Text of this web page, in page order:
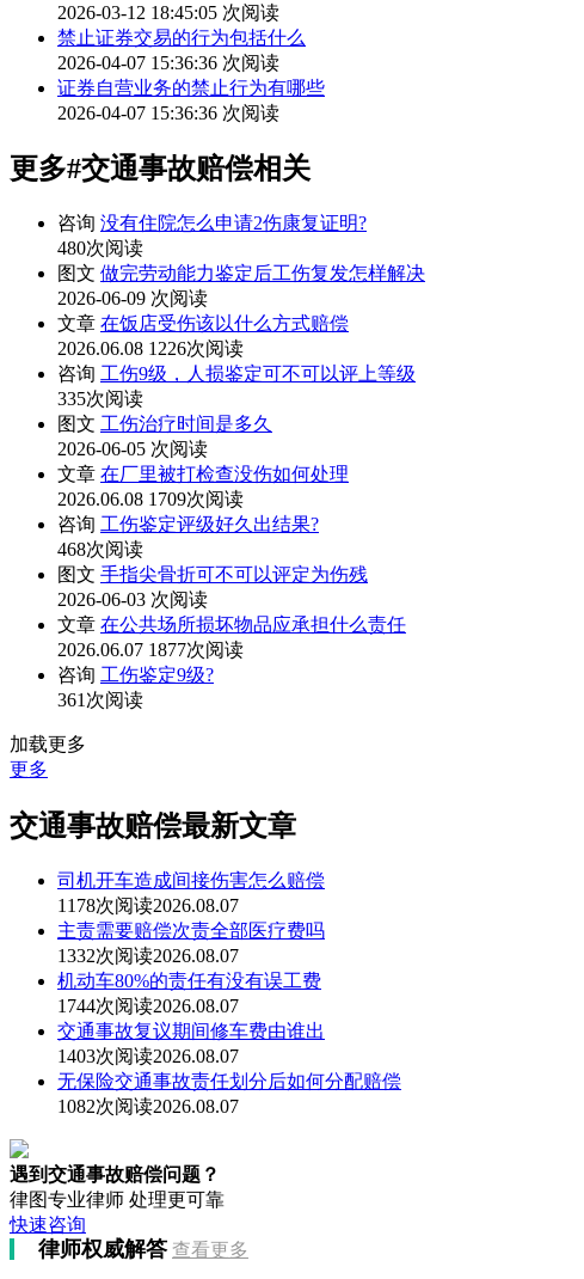
2026-03-12 18:45:05 次阅读
禁止证券交易的行为包括什么
2026-04-07 15:36:36 次阅读
证券自营业务的禁止行为有哪些
2026-04-07 15:36:36 次阅读
更多#交通事故赔偿相关
咨询 没有住院怎么申请2伤康复证明?
480次阅读
图文 做完劳动能力鉴定后工伤复发怎样解决
2026-06-09 次阅读
文章 在饭店受伤该以什么方式赔偿
2026.06.08 1226次阅读
咨询 工伤9级，人损鉴定可不可以评上等级
335次阅读
图文 工伤治疗时间是多久
2026-06-05 次阅读
文章 在厂里被打检查没伤如何处理
2026.06.08 1709次阅读
咨询 工伤鉴定评级好久出结果?
468次阅读
图文 手指尖骨折可不可以评定为伤残
2026-06-03 次阅读
文章 在公共场所损坏物品应承担什么责任
2026.06.07 1877次阅读
咨询 工伤鉴定9级?
361次阅读
加载更多
更多
交通事故赔偿最新文章
司机开车造成间接伤害怎么赔偿
1178次阅读2026.08.07
主责需要赔偿次责全部医疗费吗
1332次阅读2026.08.07
机动车80%的责任有没有误工费
1744次阅读2026.08.07
交通事故复议期间修车费由谁出
1403次阅读2026.08.07
无保险交通事故责任划分后如何分配赔偿
1082次阅读2026.08.07
遇到交通事故赔偿问题？
律图专业律师 处理更可靠
快速咨询
律师权威解答 查看更多